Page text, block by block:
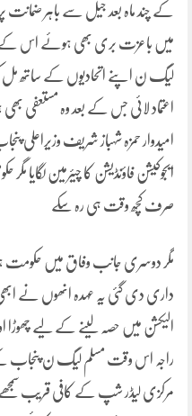
کے چند ماہ بعد جیل سے باہر
لیگ ن اپنے اتحادیوں کے ساتھ مل
اعتماد لائی جس کے بعد وہ مستعفی
امیدوار حمزہ شہباز شریف وزیراعلی
ایجوکیشن فاؤنڈیشن کا چیئرمین
صرف کچھ وقت ہی رہ سکے
مگر دوسری جانب وفاق میں حکومت
داری دی گئی یہ عہدہ انھوں نے
الیکشن میں حصہ لینے کے لیے چھوڑا
راجہ اس وقت مسلم لیگ ن پنجاب
مرکزی لیڈر شپ کے کافی قریب